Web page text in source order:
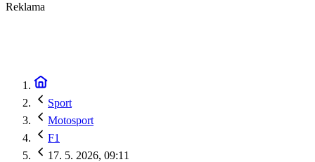
Reklama
Sport
Motosport
F1
17. 5. 2026, 09:11